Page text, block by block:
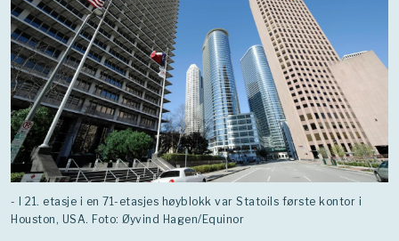
- I 21. etasje i en 71-etasjes høyblokk var Statoils første kontor i
Houston, USA. Foto: Øyvind Hagen/Equinor